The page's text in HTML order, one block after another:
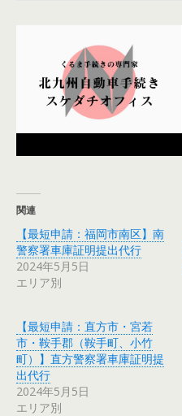
関連
【最短申請：福岡市南区】南
警察署車庫証明提出代行
2024年5月5日
エリア別
【最短申請：直方市・宮若
市・鞍手郡（鞍手町、小竹
町）】直方警察署車庫証明提
出代行
2024年5月5日
エリア別